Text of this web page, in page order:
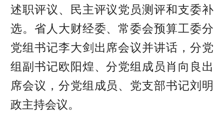
述职评议、民主评议党员测评和支委补
选。省人大财经委、常委会预算工委分
党组书记李大剑出席会议并讲话，分党
组副书记欧阳煌、分党组成员肖向良出
席会议，分党组成员、党支部书记刘明
政主持会议。